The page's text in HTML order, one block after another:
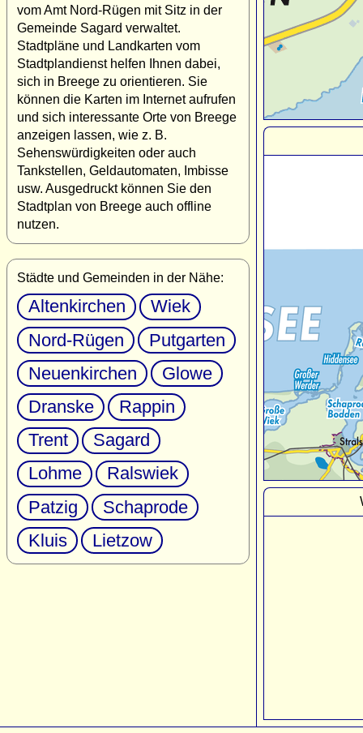
vom Amt Nord-Rügen mit Sitz in der
Gemeinde Sagard verwaltet.
Stadtpläne und Landkarten vom
Stadtplandienst helfen Ihnen dabei,
sich in Breege zu orientieren. Sie
können die Karten im Internet aufrufen
und sich interessante Orte von Breege
anzeigen lassen, wie z. B.
Sehenswürdigkeiten oder auch
Tankstellen, Geldautomaten, Imbisse
usw. Ausgedruckt können Sie den
Stadtplan von Breege auch offline
nutzen.
Städte und Gemeinden in der Nähe:
Altenkirchen
Wiek
Nord-Rügen
Putgarten
Neuenkirchen
Glowe
Dranske
Rappin
Trent
Sagard
Lohme
Ralswiek
Patzig
Schaprode
Kluis
Lietzow